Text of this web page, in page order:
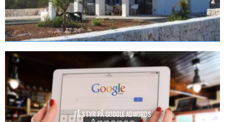
FÅ STYR PÅ GOOGLE ADWORDS